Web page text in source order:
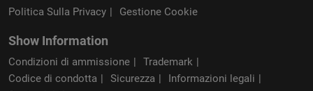
Politica Sulla Privacy
Gestione Cookie
Show Information
Condizioni di ammissione
Trademark
Codice di condotta
Sicurezza
Informazioni legali